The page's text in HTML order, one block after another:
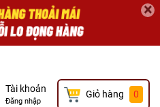
×
Tài khoản
Đăng nhập
Giỏ hàng 0